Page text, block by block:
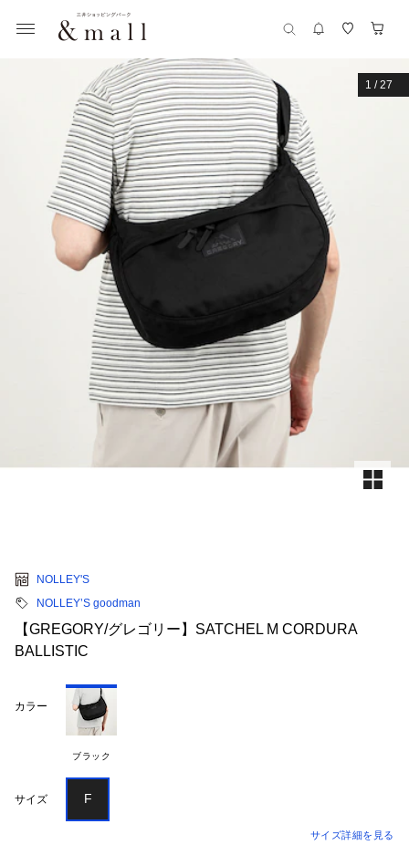
1 /27
NOLLEY'S
NOLLEY’S goodman
【GREGORY/グレゴリー】SATCHEL M CORDURA
BALLISTIC
カラー
ブラック
サイズ F
サイズ詳細を見る